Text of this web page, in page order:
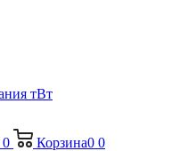
0 Корзина0 0